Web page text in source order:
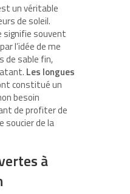
un véritable
de soleil.
signifie souvent
l’idée de me
de sable fin,
Les longues
constitué un
besoin
de profiter de
soucier de la
à